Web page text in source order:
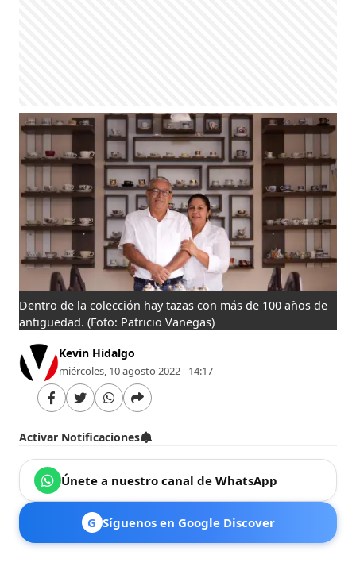
Dentro de la colección hay tazas con más de 100 años de
antiguedad.(Foto: Patricio Vanegas)
Kevin Hidalgo
miércoles, 10 agosto 2022 - 14:17
Activar Notificaciones
Únete a nuestro canal de WhatsApp
G Síguenos en Google Discover